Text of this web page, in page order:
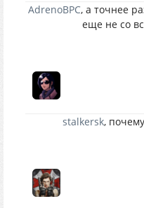
AdrenoBPC, а точнее
еще не со
stalkersk,